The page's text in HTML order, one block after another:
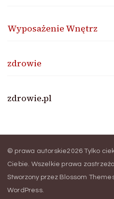
Wyposażenie Wnętrz
zdrowie
zdrowie.pl
© prawa autorskie2026Tylko
Ciebie . Wszelkie prawa
Stworzony przez Blossom
WordPress.